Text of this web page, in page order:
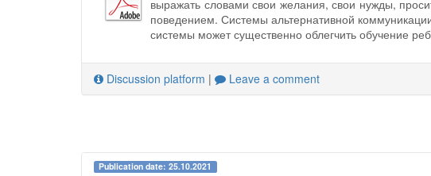
выражать словами свои желания, свои нужды,
поведением. Системы альтернативной
системы может существенно облегчить обучение
Discussion platform | Leave a comment
Publication date: 25.10.2021